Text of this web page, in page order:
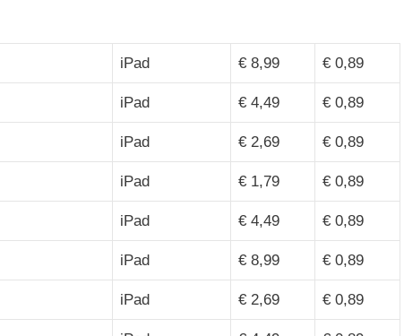
iPad € 8,99 € 0,89
iPad € 4,49 € 0,89
iPad € 2,69 € 0,89
iPad € 1,79 € 0,89
iPad € 4,49 € 0,89
iPad € 8,99 € 0,89
iPad € 2,69 € 0,89